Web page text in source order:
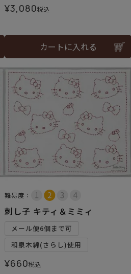
¥3,080税込
カートに入れる
難易度：
刺し子 キティ＆ミミィ
メール便6個まで可
和泉木綿(さらし)使用
¥660税込